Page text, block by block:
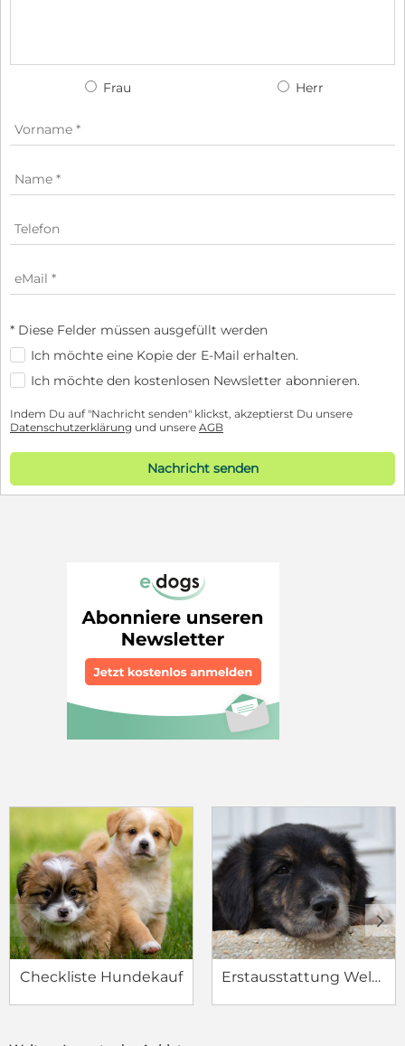
Frau Herr
* Diese Felder müssen ausgefüllt werden
Ich möchte eine Kopie der E-Mail erhalten.
Ich möchte den kostenlosen Newsletter abonnieren.
Indem Du auf "Nachricht senden" klickst, akzeptierst Du unsere
Datenschutzerklärung und unsere AGB
Nachricht senden
Checkliste Hundekauf Erstausstattung Welpe
c d